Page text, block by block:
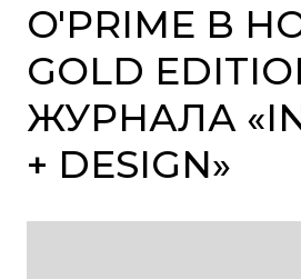
O'PRIME В
GOLD
ЖУРНАЛА
+ DESIGN»